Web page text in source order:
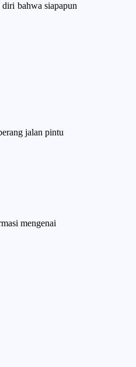
diri bahwa siapapun
jalan pintu
mengenai